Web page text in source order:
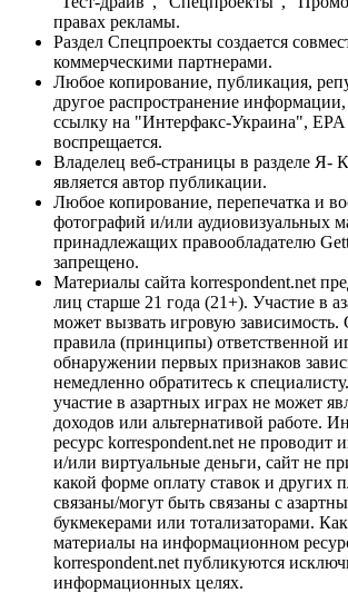
правах рекламы.
Раздел Спецпроекты создается
коммерческими партнерами.
Любое копирование, публикация,
другое распространение
ссылку на "Интерфакс-Украина", EPA
воспрещается.
Владелец веб-страницы в разделе Я-
является автор публикации.
Любое копирование, перепечатка и
фотографий и/или аудиовизуальных
принадлежащих правообладателю
запрещено.
Материалы сайта korrespondent.net
лиц старше 21 года (21+). Участие в
может вызвать игровую зависимость.
правила (принципы) ответственной
обнаружении первых признаков
немедленно обратитесь к
участие в азартных играх не может
доходов или альтернативой работе.
ресурс korrespondent.net не проводит
и/или виртуальные деньги, сайт не
какой форме оплату ставок и других
связаны/могут быть связаны с
букмекерами или тотализаторами.
материалы на информационном
korrespondent.net публикуются
информационных целях.